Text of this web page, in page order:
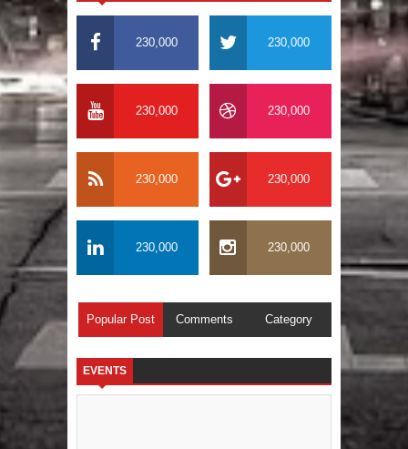
230,000 230,000
230,000 230,000
230,000 230,000
230,000 230,000
Popular Post Comments Category
EVENTS